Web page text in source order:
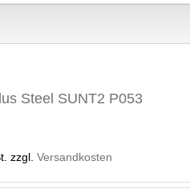
Steel SUNT2 P053
zzgl. Versandkosten